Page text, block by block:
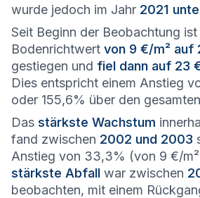
wurde jedoch im Jahr 2021
Seit Beginn der Beobachtung
Bodenrichtwert von 9 €/m² auf
gestiegen und fiel dann auf 23
Dies entspricht einem Anstieg
oder 155,6% über den
Das stärkste Wachstum
fand zwischen 2002 und 2003
Anstieg von 33,3% (von 9 €/
stärkste Abfall war zwischen
beobachten, mit einem